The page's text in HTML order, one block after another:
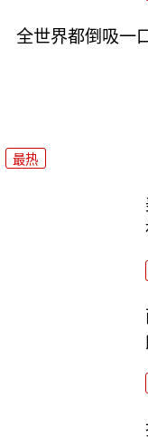
全世界都倒吸一
最热